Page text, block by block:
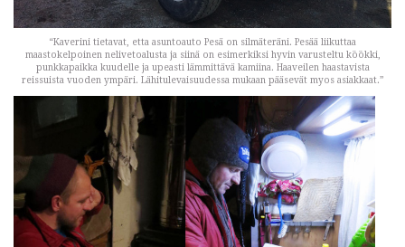
“Kaverini tietavat, etta asuntoauto Pesä on silmäteräni. Pesää liikuttaa
maastokelpoinen nelivetoalusta ja siinä on esimerkiksi hyvin varusteltu köökki,
punkkapaikka kuudelle ja upeasti lämmittävä kamiina. Haaveilen haastavista
reissuista vuoden ympäri. Lähitulevaisuudessa mukaan pääsevät myos asiakkaat.”